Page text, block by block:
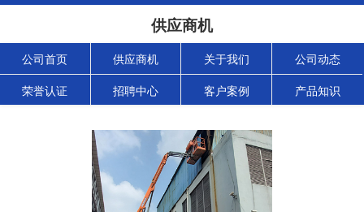
供应商机
公司首页 供应商机 关于我们 公司动态
荣誉认证 招聘中心 客户案例 产品知识